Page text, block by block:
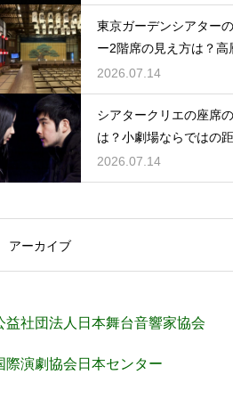
東京ガーデンシアター
ー2階席の見え方は？高
からの視界と音響をチェ
2026.07.14
シアタークリエの座席
は？小劇場ならではの距
やすさを解説
2026.07.14
アーカイブ
益社団法人日本舞台音響家協会
際演劇協会日本センター